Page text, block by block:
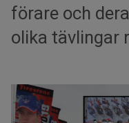
förare och
olika tävlingar